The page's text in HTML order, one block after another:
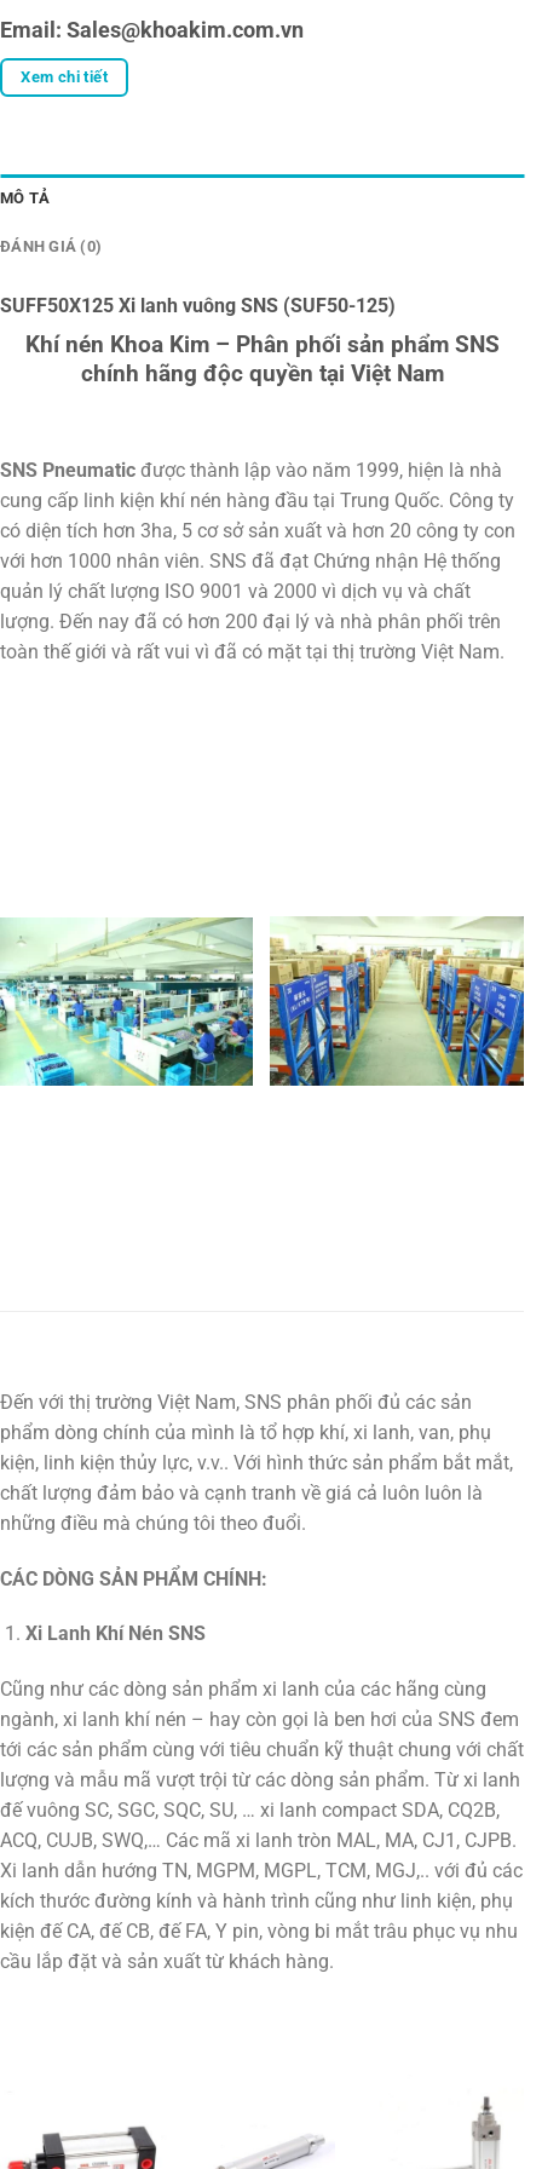
Email: Sales@khoakim.com.vn
Xem chi tiết
MÔ TẢ
ĐÁNH GIÁ (0)
SUFF50X125 Xi lanh vuông SNS (SUF50-125)
Khí nén Khoa Kim – Phân phối sản phẩm SNS
chính hãng độc quyền tại Việt Nam
SNS Pneumatic được thành lập vào năm 1999, hiện là nhà
cung cấp linh kiện khí nén hàng đầu tại Trung Quốc. Công ty
có diện tích hơn 3ha, 5 cơ sở sản xuất và hơn 20 công ty con
với hơn 1000 nhân viên. SNS đã đạt Chứng nhận Hệ thống
quản lý chất lượng ISO 9001 và 2000 vì dịch vụ và chất
lượng. Đến nay đã có hơn 200 đại lý và nhà phân phối trên
toàn thế giới và rất vui vì đã có mặt tại thị trường Việt Nam.
Đến với thị trường Việt Nam, SNS phân phối đủ các sản
phẩm dòng chính của mình là tổ hợp khí, xi lanh, van, phụ
kiện, linh kiện thủy lực, v.v.. Với hình thức sản phẩm bắt mắt,
chất lượng đảm bảo và cạnh tranh về giá cả luôn luôn là
những điều mà chúng tôi theo đuổi.
CÁC DÒNG SẢN PHẨM CHÍNH:
Xi Lanh Khí Nén SNS
Cũng như các dòng sản phẩm xi lanh của các hãng cùng
ngành, xi lanh khí nén – hay còn gọi là ben hơi của SNS đem
tới các sản phẩm cùng với tiêu chuẩn kỹ thuật chung với chất
lượng và mẫu mã vượt trội từ các dòng sản phẩm. Từ xi lanh
đế vuông SC, SGC, SQC, SU, … xi lanh compact SDA, CQ2B,
ACQ, CUJB, SWQ,… Các mã xi lanh tròn MAL, MA, CJ1, CJPB.
Xi lanh dẫn hướng TN, MGPM, MGPL, TCM, MGJ,.. với đủ các
kích thước đường kính và hành trình cũng như linh kiện, phụ
kiện đế CA, đế CB, đế FA, Y pin, vòng bi mắt trâu phục vụ nhu
cầu lắp đặt và sản xuất từ khách hàng.